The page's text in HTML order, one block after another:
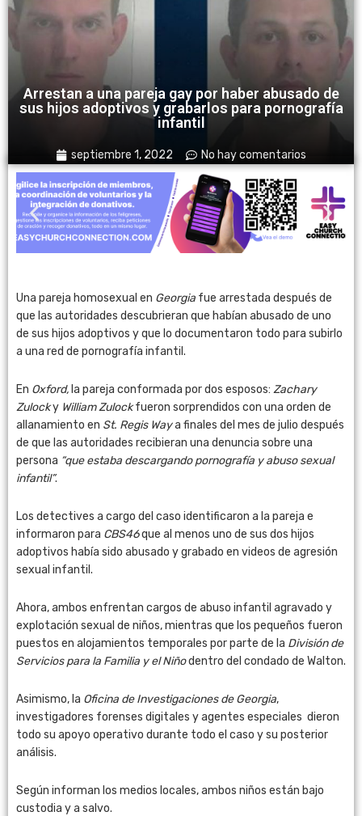
Arrestan a una pareja gay por haber abusado de
sus hijos adoptivos y grabarlos para pornografía
infantil
septiembre 1, 2022 No hay comentarios
Una pareja homosexual en Georgia fue arrestada después de
que las autoridades descubrieran que habían abusado de uno
de sus hijos adoptivos y que lo documentaron todo para subirlo
a una red de pornografía infantil.
En Oxford, la pareja conformada por dos esposos: Zachary
Zulocky William Zulockfueron sorprendidos con una orden de
allanamiento en St. Regis Waya finales del mes de julio después
de que las autoridades recibieran una denuncia sobre una
persona “que estaba descargando pornografía y abuso sexual
infantil”.
Los detectives a cargo del caso identificaron a la pareja e
informaron para CBS46que al menos uno de sus dos hijos
adoptivos había sido abusado y grabado en videos de agresión
sexual infantil.
Ahora, ambos enfrentan cargos de abuso infantil agravado y
explotación sexual de niños, mientras que los pequeños fueron
puestos en alojamientos temporales por parte de la División de
Servicios para la Familia y el Niñodentro del condado de Walton.
Asimismo, la Oficina de Investigaciones de Georgia,
investigadores forenses digitales y agentes especiales dieron
todo su apoyo operativo durante todo el caso y su posterior
análisis.
Según informan los medios locales, ambos niños están bajo
custodia y a salvo.